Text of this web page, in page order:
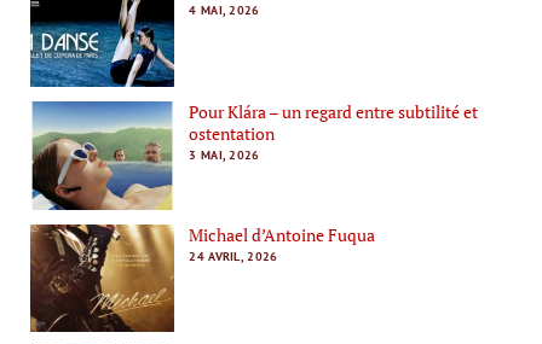
4 MAI, 2026
Pour Klára – un regard entre subtilité et
ostentation
3 MAI, 2026
Michael d’Antoine Fuqua
24 AVRIL, 2026